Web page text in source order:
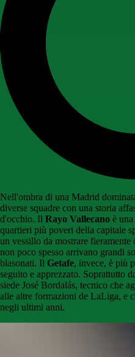
Nell'ombra di una Madrid
diverse squadre con una storia
d'occhio. Il Rayo Vallecano è
quartieri più poveri della capitale
un vessillo da mostrare
non poco spesso arrivano grandi
blasonati. Il Getafe, invece, è più
seguito e apprezzato. Soprattutto
siede José Bordalás, tecnico che
alle altre formazioni de LaLiga, e
negli ultimi anni.